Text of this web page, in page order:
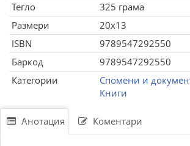
Тегло
325 грама
Размери
20x13
ISBN
9789547292550
Баркод
9789547292550
Категории
Спомени и
Книги
Анотация Коментари